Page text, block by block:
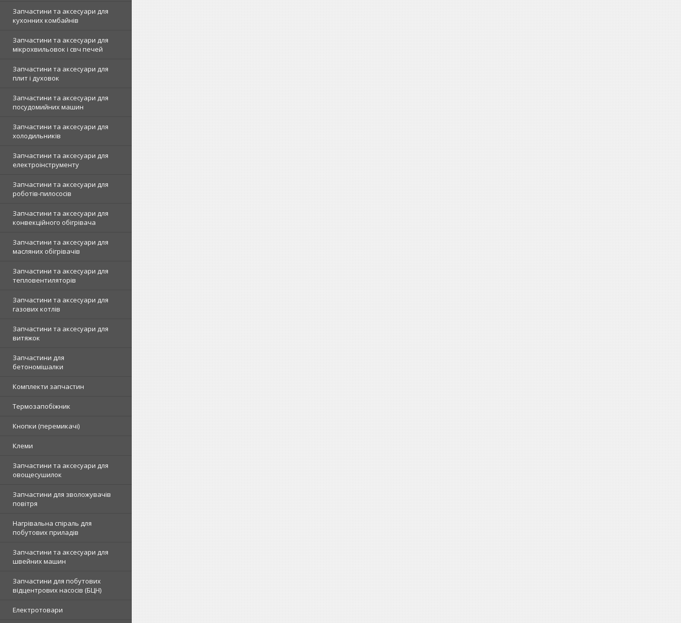
Запчастини та аксесуари для
кухонних комбайнів
Запчастини та аксесуари для
мікрохвильовок і свч печей
Запчастини та аксесуари для
плит і духовок
Запчастини та аксесуари для
посудомийних машин
Запчастини та аксесуари для
холодильників
Запчастини та аксесуари для
електроінструменту
Запчастини та аксесуари для
роботів-пилососів
Запчастини та аксесуари для
конвекційного обігрівача
Запчастини та аксесуари для
масляних обігрівачів
Запчастини та аксесуари для
тепловентиляторів
Запчастини та аксесуари для
газових котлів
Запчастини та аксесуари для
витяжок
Запчастини для
бетономішалки
Комплекти запчастин
Термозапобіжник
Кнопки (перемикачі)
Клеми
Запчастини та аксесуари для
овощесушилок
Запчастини для зволожувачів
повітря
Нагрівальна спіраль для
побутових приладів
Запчастини та аксесуари для
швейних машин
Запчастини для побутових
відцентрових насосів (БЦН)
Електротовари